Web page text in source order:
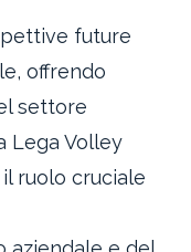
future
offrendo
settore
Lega Volley
ruolo cruciale